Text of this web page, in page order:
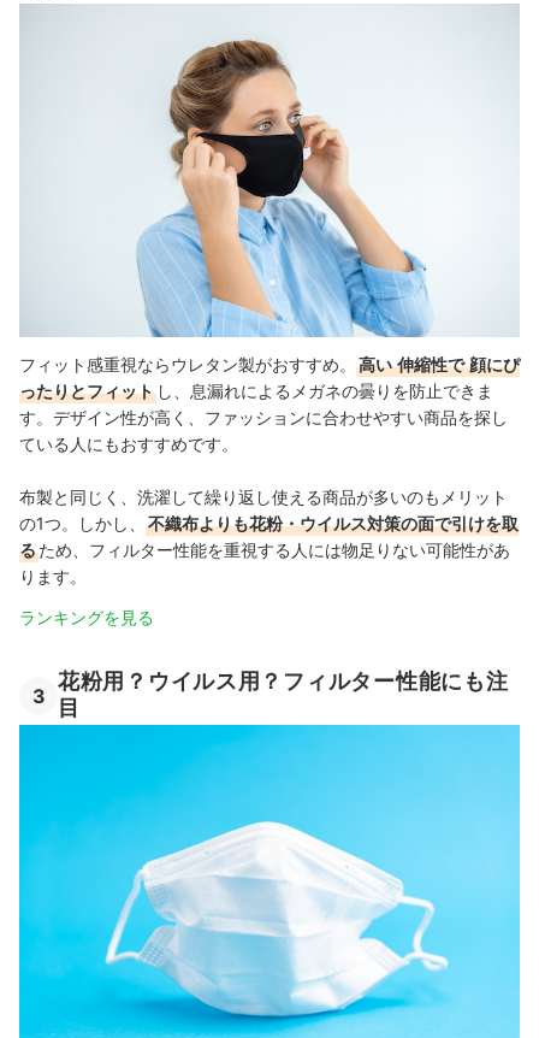
フィット感重視ならウレタン製がおすすめ。 高い 伸縮性で 顔にぴ
ったりとフィット し、息漏れによるメガネの曇りを防止できま
す。デザイン性が高く、ファッションに合わせやすい商品を探し
ている人にもおすすめです。
布製と同じく、洗濯して繰り返し使える商品が多いのもメリット
の1つ。しかし、
不織布よりも花粉・ウイルス対策の面で引けを取
るため、フィルター性能を重視する人には物足りない可能性があ
ります。
ランキングを見る
3
花粉用？ウイルス用？フィルター性能にも注
目